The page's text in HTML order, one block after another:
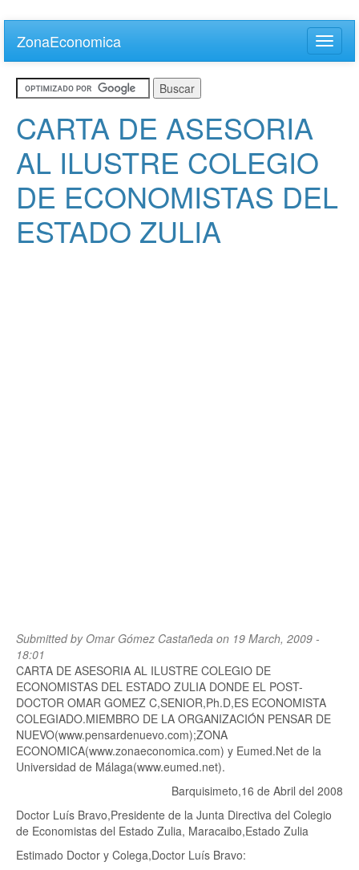
main
content
ZonaEconomica
Toggle
CARTA DE ASESORIA
AL ILUSTRE COLEGIO
DE ECONOMISTAS DEL
ESTADO ZULIA
Submitted by Omar Gómez Castañeda on 19 March, 2009 -
18:01
CARTA DE ASESORIA AL ILUSTRE COLEGIO DE
ECONOMISTAS DEL ESTADO ZULIA DONDE EL POST-
DOCTOR OMAR GOMEZ C,SENIOR,Ph.D,ES ECONOMISTA
COLEGIADO.MIEMBRO DE LA ORGANIZACIÓN PENSAR DE
NUEVO(www.pensardenuevo.com);ZONA
ECONOMICA(www.zonaeconomica.com) y Eumed.Net de la
Universidad de Málaga(www.eumed.net).
Barquisimeto,16 de Abril del 2008
Doctor Luís Bravo,Presidente de la Junta Directiva del Colegio
de Economistas del Estado Zulia, Maracaibo,Estado Zulia
Estimado Doctor y Colega,Doctor Luís Bravo: